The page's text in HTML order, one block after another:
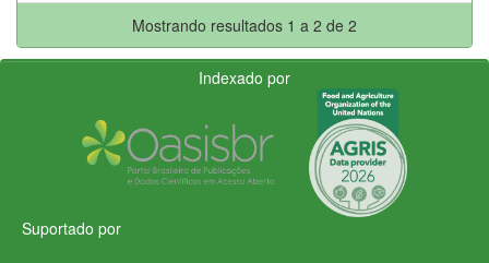
Mostrando resultados 1 a 2 de 2
Indexado por
Suportado por